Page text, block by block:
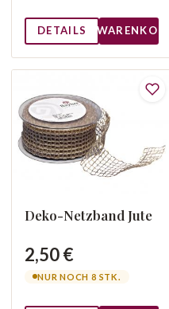
DETAILS WARENKORB
Deko-Netzband Jute
2,50 €
NUR NOCH 8 STK.